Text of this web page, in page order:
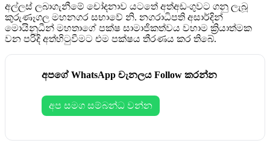
අල්ලස් ලබාගැනීමේ චෝදනාව යටතේ අත්අඩංගුවට ගනු ලැබූ
කුරුණෑගල මහනගර සභාවේ නි. නගරාධිපති අසාර්දින්
මොයිනුධීන් මහතාගේ පක්ෂ සාමාජිකත්වය වහාම ක්‍රියාත්මක
වන පරිදි අත්හිටුවීමට එම පක්ෂය තීරණය කර තිබේ.
අපගේ WhatsApp චැනලය Follow කරන්න
අප සමග සම්බන්ධ වන්න